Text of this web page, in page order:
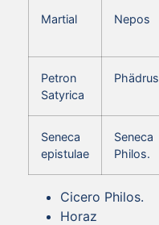
Martial Nepos
Petron
Satyrica
Phädrus
Seneca
epistulae
Seneca
Philos.
Cicero Philos.
Horaz